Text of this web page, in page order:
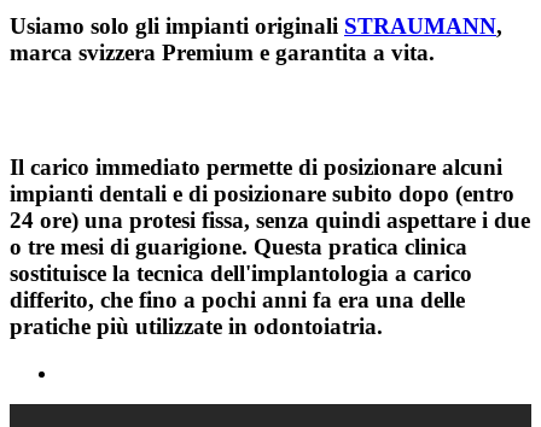
Usiamo solo gli impianti originali STRAUMANN,
marca svizzera Premium e garantita a vita.
Il carico immediato permette di posizionare alcuni
impianti dentali e di posizionare subito dopo (entro
24 ore) una protesi fissa, senza quindi aspettare i due
o tre mesi di guarigione. Questa pratica clinica
sostituisce la tecnica dell'implantologia a carico
differito, che fino a pochi anni fa era una delle
pratiche più utilizzate in odontoiatria.